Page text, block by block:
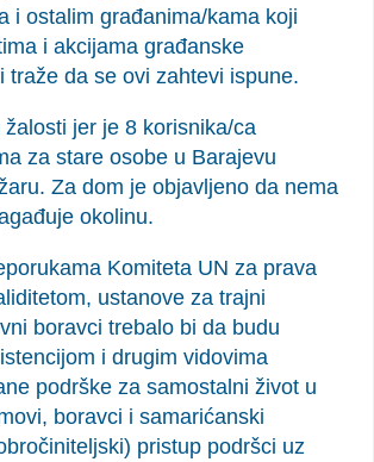
i ostalim građanima/kama koji
i akcijama građanske
traže da se ovi zahtevi ispune.
jer je 8 korisnika/ca
za stare osobe u Barajevu
Za dom je objavljeno da nema
okolinu.
Komiteta UN za prava
ustanove za trajni
boravci trebalo bi da budu
i drugim vidovima
podrške za samostalni život u
boravci i samarićanski
pristup podršci uz